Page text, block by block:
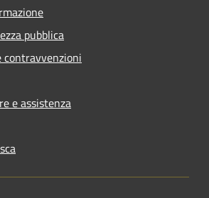
pubblica
e assistenza